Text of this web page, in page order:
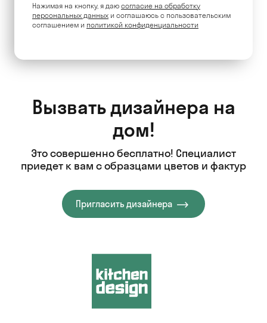
Нажимая на кнопку, я даю согласие на обработку
персональных данных и соглашаюсь c пользовательским
соглашением и политикой конфиденциальности
Вызвать дизайнера на
дом!
Это совершенно бесплатно! Специалист
приедет к вам с образцами цветов и фактур
Пригласить дизайнера